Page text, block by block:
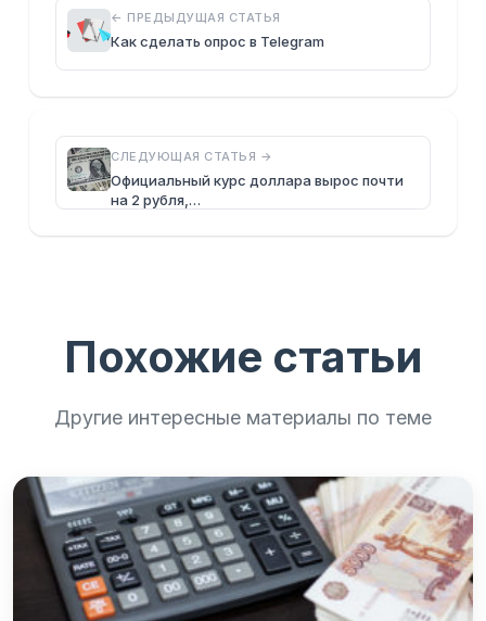
← ПРЕДЫДУЩАЯ СТАТЬЯ
Как сделать опрос в Telegram
СЛЕДУЮЩАЯ СТАТЬЯ →
Официальный курс доллара вырос почти
на 2 рубля,…
Похожие статьи
Другие интересные материалы по теме